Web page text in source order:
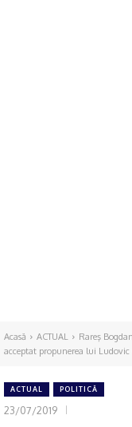
Acasă ACTUAL
Rareş
acceptat propunerea lui
ACTUAL POLITICĂ
23/07/2019